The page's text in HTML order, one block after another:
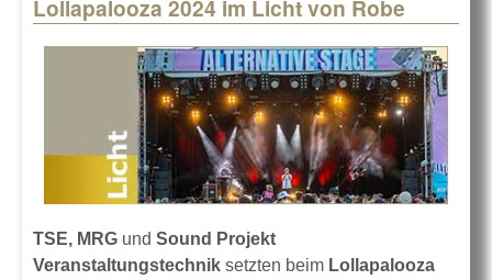
Lollapalooza 2024 im Licht von Robe
TSE, MRG und Sound Projekt
Veranstaltungstechnik setzten beim Lollapalooza